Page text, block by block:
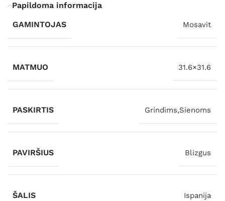
Papildoma informacija
GAMINTOJAS
Mosavit
MATMUO 31.6×31.6
PASKIRTIS Grindims,Sienoms
PAVIRŠIUS Blizgus
ŠALIS Ispanija